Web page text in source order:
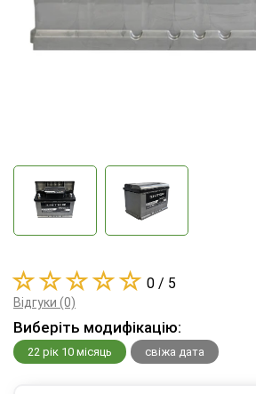
0 / 5
Відгуки (0)
Виберіть модифікацію:
22 рік 10 місяць свіжа дата